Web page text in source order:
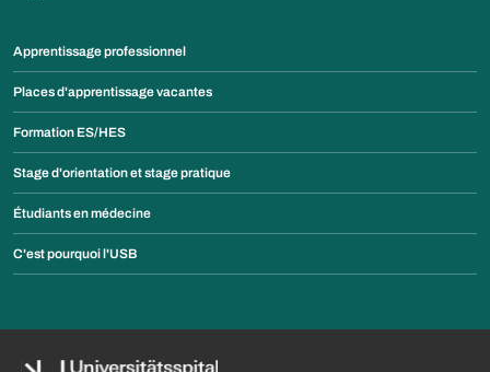
Apprentissage professionnel
Places d'apprentissage vacantes
Formation ES/HES
Stage d'orientation et stage pratique
Étudiants en médecine
C'est pourquoi l'USB